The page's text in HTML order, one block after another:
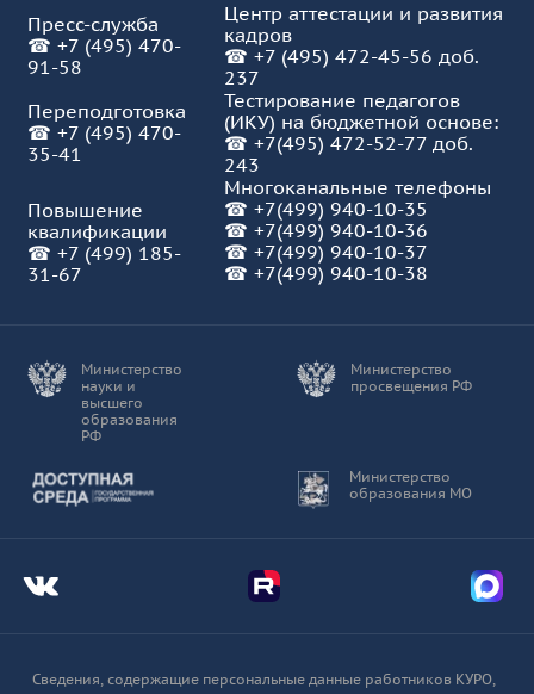
Пресс-служба
☎ +7 (495) 470-
91-58
Центр аттестации и развития
кадров
☎ +7 (495) 472-45-56 доб.
237
Переподготовка
☎ +7 (495) 470-
35-41
Тестирование педагогов
(ИКУ) на бюджетной основе:
☎ +7(495) 472-52-77 доб.
243
Многоканальные телефоны
☎ +7(499) 940-10-35
☎ +7(499) 940-10-36
☎ +7(499) 940-10-37
☎ +7(499) 940-10-38
Повышение
квалификации
☎ +7 (499) 185-
31-67
Министерство
науки и
высшего
образования
РФ
Министерство
просвещения РФ
Министерство
образования МО
Доступная среда
Мы во Вконтакте Мы в Telegram Мы в
Сведения, содержащие персональные данные работников КУРО,